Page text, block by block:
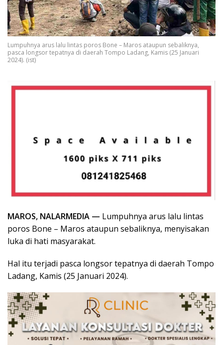
Lumpuhnya arus lalu lintas poros Bone – Maros ataupun sebaliknya,
pasca longsor tepatnya di daerah Tompo Ladang, Kamis (25 Januari
2024). (ist)
MAROS, NALARMEDIA — Lumpuhnya arus lalu lintas
poros Bone – Maros ataupun sebaliknya, menyisakan
luka di hati masyarakat.
Hal itu terjadi pasca longsor tepatnya di daerah Tompo
Ladang, Kamis (25 Januari 2024).